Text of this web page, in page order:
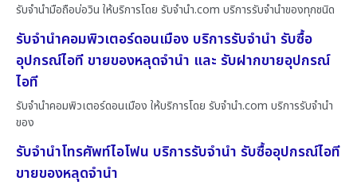
รับจำนำมือถือบ่อวิน ให้บริการโดย รับจํานํา.com บริการรับจำนำของทุกชนิด
รับจำนำคอมพิวเตอร์ดอนเมือง บริการรับจำนำ รับซื้อ
อุปกรณ์ไอที ขายของหลุดจำนำ และ รับฝากขายอุปกรณ์
ไอที
รับจำนำคอมพิวเตอร์ดอนเมือง ให้บริการโดย รับจํานํา.com บริการรับจำนำ
ของ
รับจำนำโทรศัพท์ไอโฟน บริการรับจำนำ รับซื้ออุปกรณ์ไอที
ขายของหลุดจำนำ